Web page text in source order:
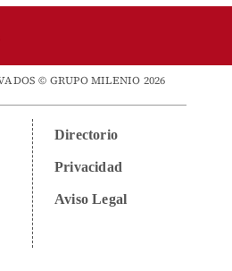
© GRUPO MILENIO 2026
Directorio
Privacidad
Aviso Legal